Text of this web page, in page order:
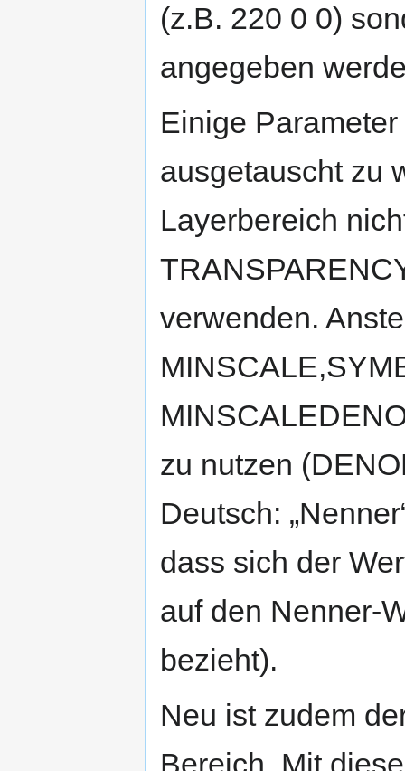
(z.B. 220 0 0)
angegeben
Einige
ausgetauscht zu
Layerbereich
verwenden.
zu nutzen
Deutsch:
dass sich der
auf den Nenner-
bezieht).
Neu ist zudem